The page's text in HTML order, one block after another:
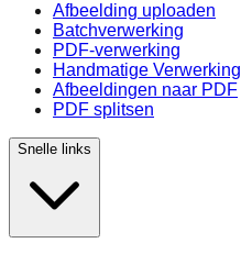
Afbeelding uploaden
Batchverwerking
PDF-verwerking
Handmatige Verwerking
Afbeeldingen naar PDF
PDF splitsen
Snelle links